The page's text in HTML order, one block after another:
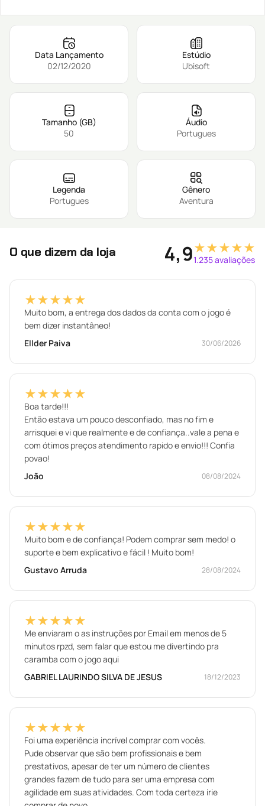
Data Lançamento
02/12/2020
Estúdio
Ubisoft
Tamanho (GB)
50
Áudio
Portugues
Legenda
Portugues
Gênero
Aventura
O que dizem da loja 4,9★★★★★
1.235 avaliações
★★★★★
Muito bom, a entrega dos dados da conta com o jogo é
bem dizer instantâneo!
Ellder Paiva
30/06/2026
★★★★★
Boa tarde!!!
Então estava um pouco desconfiado, mas no fim e
arrisquei e vi que realmente e de confiança..vale a pena e
com ótimos preços atendimento rapido e envio!!! Confia
povao!
João
08/08/2024
★★★★★
Muito bom e de confiança! Podem comprar sem medo! o
suporte e bem explicativo e fácil ! Muito bom!
Gustavo Arruda
28/08/2024
★★★★★
Me enviaram o as instruções por Email em menos de 5
minutos rpzd, sem falar que estou me divertindo pra
caramba com o jogo aqui
GABRIEL LAURINDO SILVA DE JESUS
18/12/2023
★★★★★
Foi uma experiência incrível comprar com vocês.
Pude observar que são bem profissionais e bem
prestativos, apesar de ter um número de clientes
grandes fazem de tudo para ser uma empresa com
agilidade em suas atividades. Com toda certeza irie